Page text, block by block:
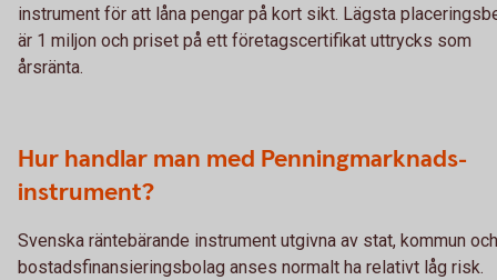
instrument för att låna pengar på kort sikt. Lägsta
är 1 miljon och priset på ett företagscertifikat uttrycks som
årsränta.
Hur handlar man med Penningmarknads-
instrument?
Svenska räntebärande instrument utgivna av stat, kommun och
bostadsfinansieringsbolag anses normalt ha relativt låg risk.